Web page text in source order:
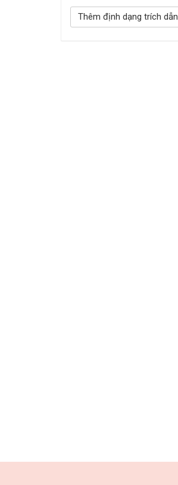
Thêm định dạng trích dẫn